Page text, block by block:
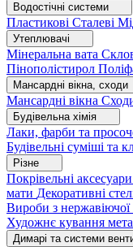
Водостічні системи
Пластикові Сталеві
Утеплювачі
Мінеральна вата
Пінополістирол
Мансардні вікна, сходи
Мансардні вікна
Будівельна хімія
Лаки, фарби та
Будівельні суміші та
Різне
Покрівельні аксесуари
мати Декоративні
Вироби з нержавіючої
Художнє кування
Димарі та системи